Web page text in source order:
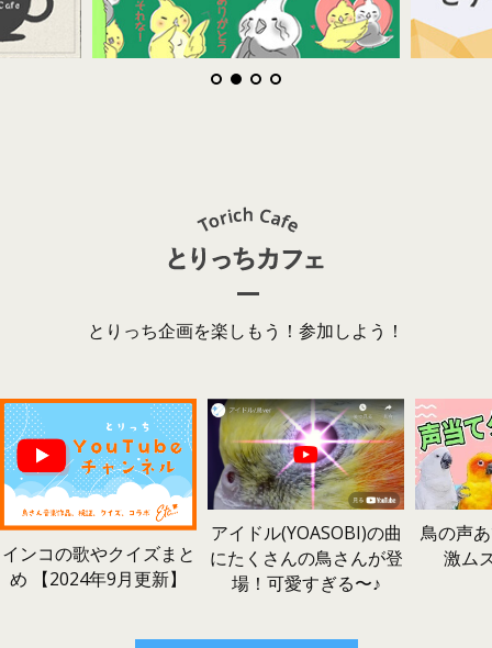
とりっち企画を楽しもう！参加しよう！
インコの歌やクイズまと
め 【2024年9月更新】
アイドル(YOASOBI)の曲
にたくさんの鳥さんが登
場！可愛すぎる〜♪
鳥の声
激ム